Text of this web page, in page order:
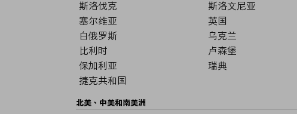
斯洛伐克
斯洛文尼亚
塞尔维亚
英国
白俄罗斯
乌克兰
比利时
卢森堡
保加利亚
瑞典
捷克共和国
北美、中美和南美洲